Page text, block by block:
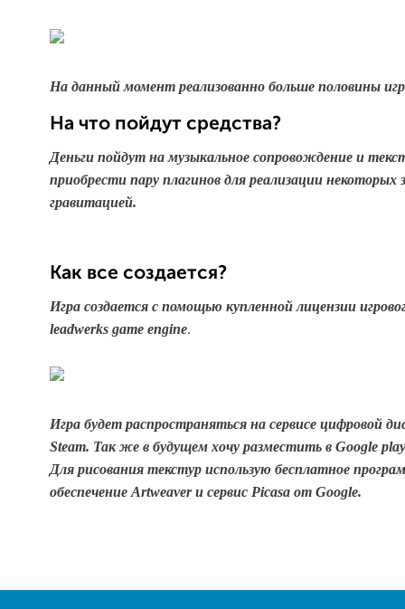
На данный момент реализованно больше половины
На что пойдут средства?
Деньги пойдут на музыкальное сопровождение и
приобрести пару плагинов для реализации некоторых
гравитацией.
Как все создается?
Игра создается с помощью купленной лицензии
leadwerks game engine.
Игра будет распространяться на сервисе цифровой
Steam. Так же в будущем хочу разместить в Google
Для рисования текстур использую бесплатное
обеспечение Artweaver и сервис Picasa от Google.